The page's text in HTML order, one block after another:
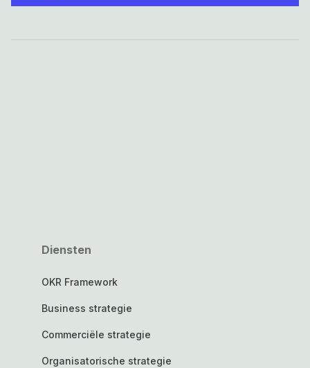
Diensten
OKR Framework
Business strategie
Commerciële strategie
Organisatorische strategie